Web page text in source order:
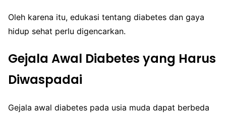
Oleh karena itu, edukasi tentang diabetes dan gaya
hidup sehat perlu digencarkan.
Gejala Awal Diabetes yang Harus
Diwaspadai
Gejala awal diabetes pada usia muda dapat berbeda